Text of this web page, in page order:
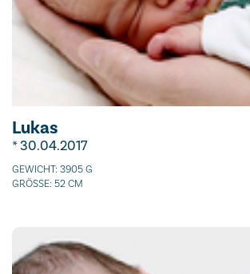
Lukas
* 30.04.2017
GEWICHT: 3905 G
GRÖSSE: 52 CM